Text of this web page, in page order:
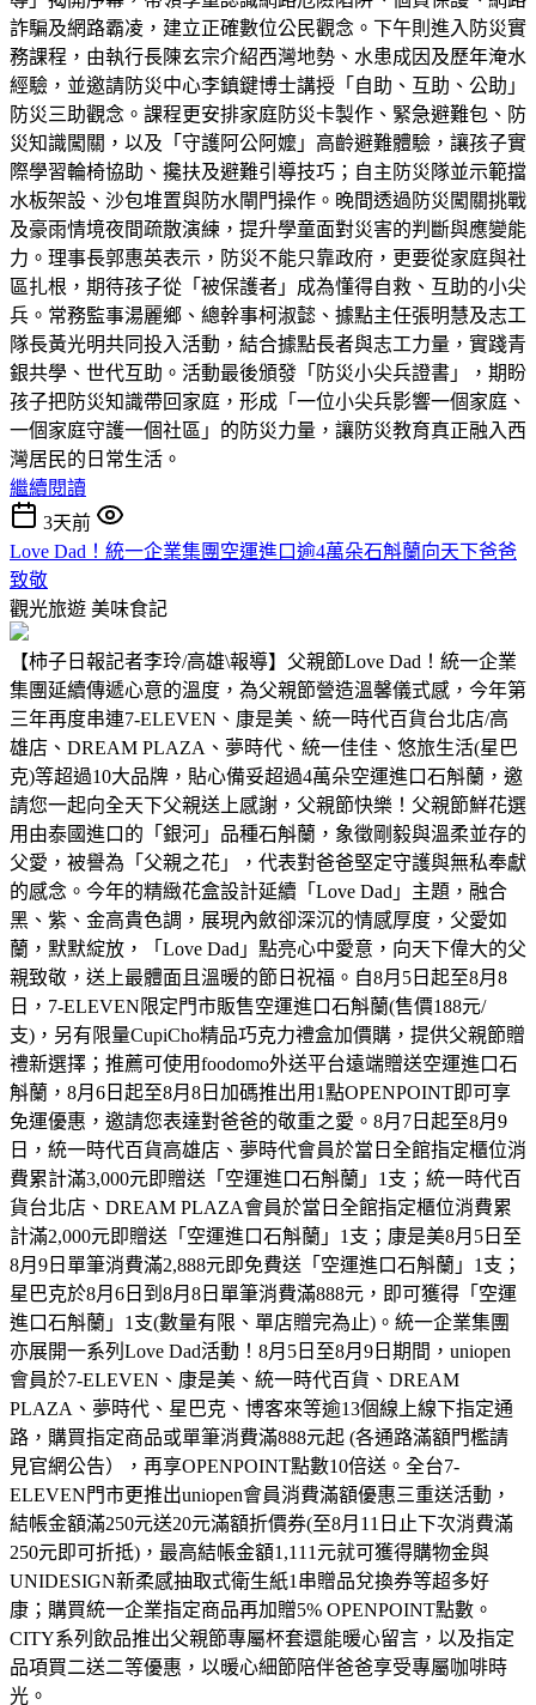
詐騙及網路霸凌，建立正確數位公民觀念。下午則進入防災實
務課程，由執行長陳玄宗介紹西灣地勢、水患成因及歷年淹水
經驗，並邀請防災中心李鎮鍵博士講授「自助、互助、公助」
防災三助觀念。課程更安排家庭防災卡製作、緊急避難包、防
災知識闖關，以及「守護阿公阿嬤」高齡避難體驗，讓孩子實
際學習輪椅協助、攙扶及避難引導技巧；自主防災隊並示範擋
水板架設、沙包堆置與防水閘門操作。晚間透過防災闖關挑戰
及豪雨情境夜間疏散演練，提升學童面對災害的判斷與應變能
力。理事長郭惠英表示，防災不能只靠政府，更要從家庭與社
區扎根，期待孩子從「被保護者」成為懂得自救、互助的小尖
兵。常務監事湯麗鄉、總幹事柯淑懿、據點主任張明慧及志工
隊長黃光明共同投入活動，結合據點長者與志工力量，實踐青
銀共學、世代互助。活動最後頒發「防災小尖兵證書」，期盼
孩子把防災知識帶回家庭，形成「一位小尖兵影響一個家庭、
一個家庭守護一個社區」的防災力量，讓防災教育真正融入西
灣居民的日常生活。
繼續閱讀
3天前
Love Dad！統一企業集團空運進口逾4萬朵石斛蘭向天下爸爸
致敬
觀光旅遊 美味食記
【柿子日報記者李玲/高雄\報導】父親節Love Dad！統一企業
集團延續傳遞心意的溫度，為父親節營造溫馨儀式感，今年第
三年再度串連7-ELEVEN、康是美、統一時代百貨台北店/高
雄店、DREAM PLAZA、夢時代、統一佳佳、悠旅生活(星巴
克)等超過10大品牌，貼心備妥超過4萬朵空運進口石斛蘭，邀
請您一起向全天下父親送上感謝，父親節快樂！父親節鮮花選
用由泰國進口的「銀河」品種石斛蘭，象徵剛毅與溫柔並存的
父愛，被譽為「父親之花」，代表對爸爸堅定守護與無私奉獻
的感念。今年的精緻花盒設計延續「Love Dad」主題，融合
黑、紫、金高貴色調，展現內斂卻深沉的情感厚度，父愛如
蘭，默默綻放，「Love Dad」點亮心中愛意，向天下偉大的父
親致敬，送上最體面且溫暖的節日祝福。自8月5日起至8月8
日，7-ELEVEN限定門市販售空運進口石斛蘭(售價188元/
支)，另有限量CupiCho精品巧克力禮盒加價購，提供父親節贈
禮新選擇；推薦可使用foodomo外送平台遠端贈送空運進口石
斛蘭，8月6日起至8月8日加碼推出用1點OPENPOINT即可享
免運優惠，邀請您表達對爸爸的敬重之愛。8月7日起至8月9
日，統一時代百貨高雄店、夢時代會員於當日全館指定櫃位消
費累計滿3,000元即贈送「空運進口石斛蘭」1支；統一時代百
貨台北店、DREAM PLAZA會員於當日全館指定櫃位消費累
計滿2,000元即贈送「空運進口石斛蘭」1支；康是美8月5日至
8月9日單筆消費滿2,888元即免費送「空運進口石斛蘭」1支；
星巴克於8月6日到8月8日單筆消費滿888元，即可獲得「空運
進口石斛蘭」1支(數量有限、單店贈完為止)。統一企業集團
亦展開一系列Love Dad活動！8月5日至8月9日期間，uniopen
會員於7-ELEVEN、康是美、統一時代百貨、DREAM
PLAZA、夢時代、星巴克、博客來等逾13個線上線下指定通
路，購買指定商品或單筆消費滿888元起 (各通路滿額門檻請
見官網公告），再享OPENPOINT點數10倍送。全台7-
ELEVEN門市更推出uniopen會員消費滿額優惠三重送活動，
結帳金額滿250元送20元滿額折價券(至8月11日止下次消費滿
250元即可折抵)，最高結帳金額1,111元就可獲得購物金與
UNIDESIGN新柔感抽取式衛生紙1串贈品兌換券等超多好
康；購買統一企業指定商品再加贈5% OPENPOINT點數。
CITY系列飲品推出父親節專屬杯套還能暖心留言，以及指定
品項買二送二等優惠，以暖心細節陪伴爸爸享受專屬咖啡時
光。